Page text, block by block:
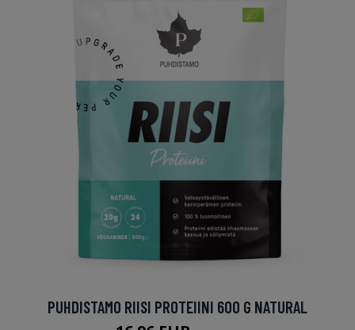
PUHDISTAMO RIISI PROTEIINI 600 G NATURAL